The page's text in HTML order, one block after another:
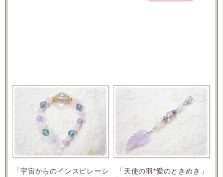
「宇宙からのインスピレーシ
「天使の羽*愛のときめき」